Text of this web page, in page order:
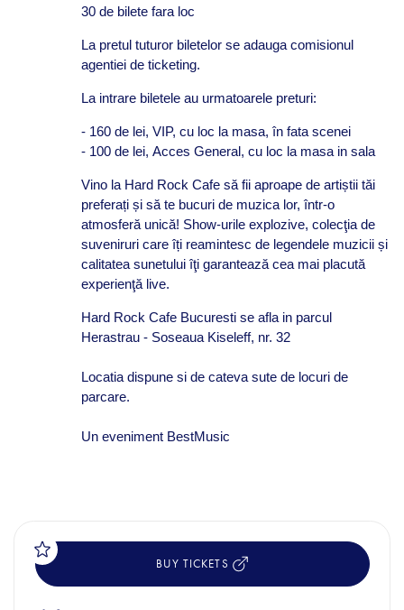
30 de bilete fara loc
La pretul tuturor biletelor se adauga comisionul
agentiei de ticketing.
La intrare biletele au urmatoarele preturi:
- 160 de lei, VIP, cu loc la masa, în fata scenei
- 100 de lei, Acces General, cu loc la masa in sala
Vino la Hard Rock Cafe să fii aproape de artiștii tăi
preferați și să te bucuri de muzica lor, într-o
atmosferă unică! Show-urile explozive, colecţia de
suveniruri care îți reamintesc de legendele muzicii și
calitatea sunetului îţi garantează cea mai placută
experienţă live.
Hard Rock Cafe Bucuresti se afla in parcul
Herastrau - Soseaua Kiseleff, nr. 32
Locatia dispune si de cateva sute de locuri de
parcare.
Un eveniment BestMusic
BUY TICKETS